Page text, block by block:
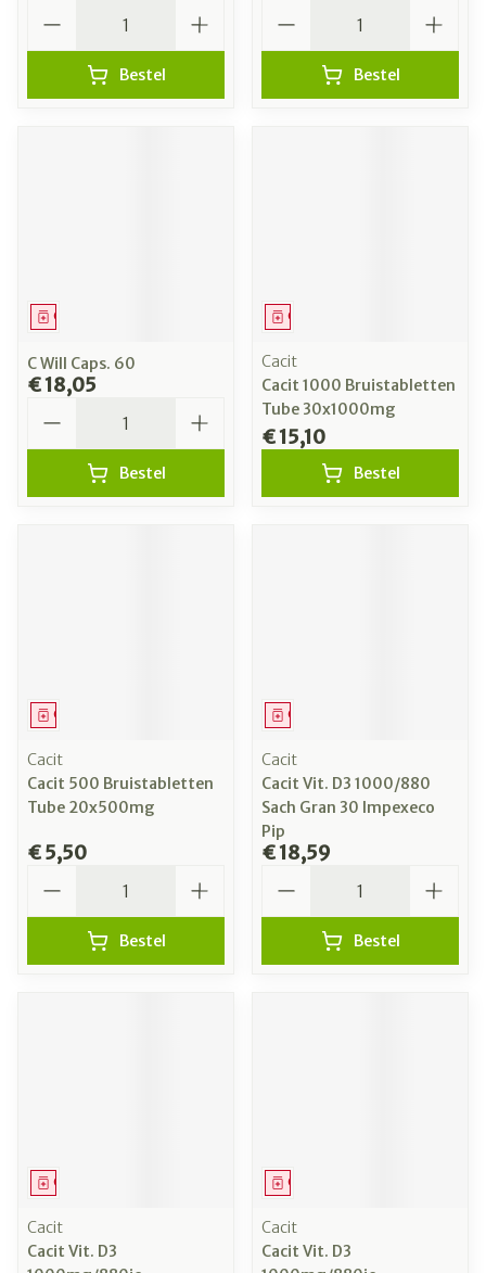
Bestel Bestel
Geneesmiddel
C Will Caps. 60
€ 18,05
Bestel
Geneesmiddel
Cacit
Cacit 1000 Bruistabletten
Tube 30x1000mg
€ 15,10
Bestel
Geneesmiddel
Cacit
Cacit 500 Bruistabletten
Tube 20x500mg
€ 5,50
Bestel
Geneesmiddel
Cacit
Cacit Vit. D3 1000/880
Sach Gran 30 Impexeco
Pip
€ 18,59
Bestel
Geneesmiddel
Cacit
Cacit Vit. D3
Geneesmiddel
Cacit
Cacit Vit. D3